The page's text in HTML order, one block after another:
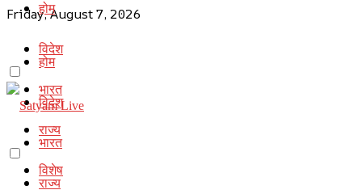
Friday, August 7, 2026
होम
विदेश
भारत
राज्य
विशेष
होम
विदेश
भारत
राज्य